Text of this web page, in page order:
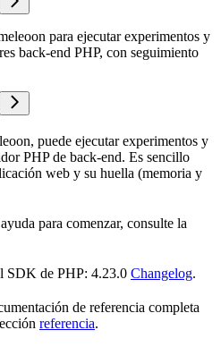
para ejecutar experimentos y
back-end PHP, con seguimiento
puede ejecutar experimentos y
PHP de back-end. Es sencillo
web y su huella (memoria y
para comenzar, consulte la
SDK de PHP: 4.23.0 Changelog.
de referencia completa
referencia.